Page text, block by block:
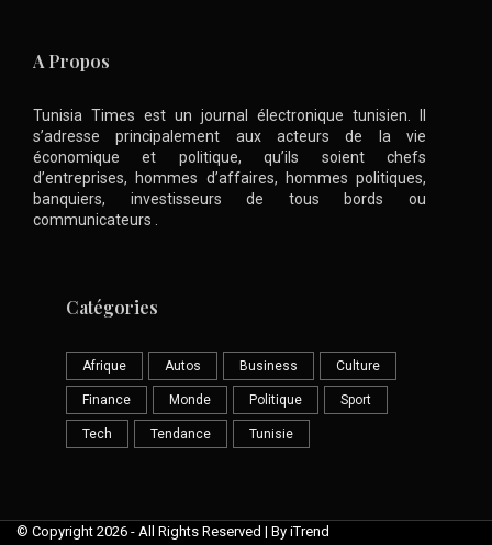
A Propos
Tunisia Times est un journal électronique tunisien. Il
s’adresse principalement aux acteurs de la vie
économique et politique, qu’ils soient chefs
d’entreprises, hommes d’affaires, hommes politiques,
banquiers, investisseurs de tous bords ou
communicateurs .
Catégories
Afrique Autos Business Culture
Finance Monde Politique Sport
Tech Tendance Tunisie
© Copyright 2026 - All Rights Reserved | By iTrend